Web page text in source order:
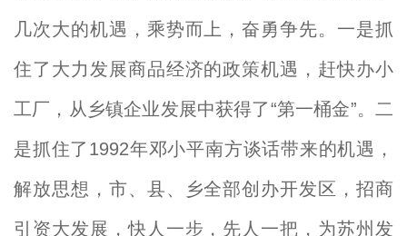
几次大的机遇，乘势而上，奋勇争先。一是抓
住了大力发展商品经济的政策机遇，赶快办小
工厂，从乡镇企业发展中获得了“第一桶金”。二
是抓住了1992年邓小平南方谈话带来的机遇，
解放思想，市、县、乡全部创办开发区，招商
引资大发展，快人一步，先人一把，为苏州发